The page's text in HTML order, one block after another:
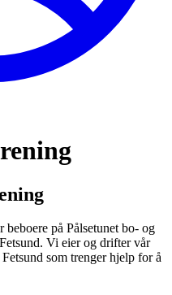
på Pålsetunet bo- og
Vi eier og drifter vår
som trenger hjelp for å